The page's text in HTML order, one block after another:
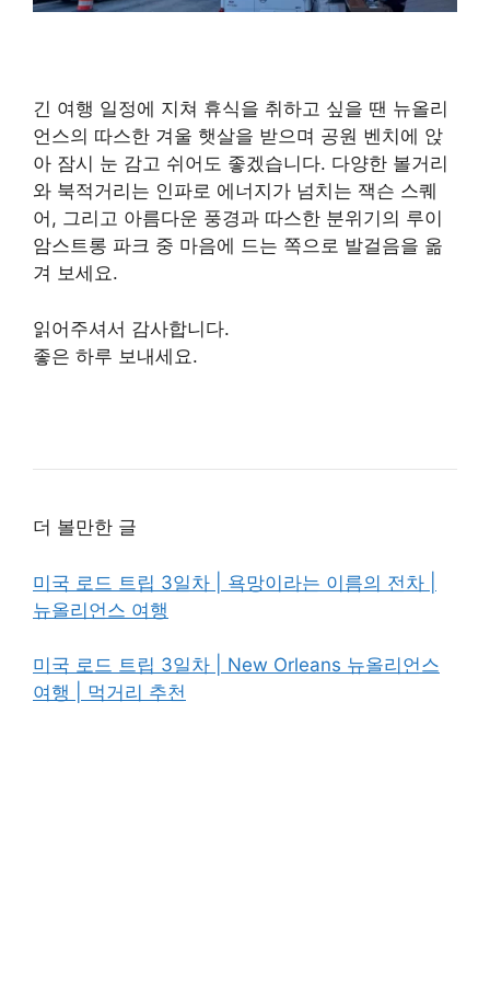
긴 여행 일정에 지쳐 휴식을 취하고 싶을 땐 뉴올리
언스의 따스한 겨울 햇살을 받으며 공원 벤치에 앉
아 잠시 눈 감고 쉬어도 좋겠습니다. 다양한 볼거리
와 북적거리는 인파로 에너지가 넘치는 잭슨 스퀘
어, 그리고 아름다운 풍경과 따스한 분위기의 루이
암스트롱 파크 중 마음에 드는 쪽으로 발걸음을 옮
겨 보세요.
읽어주셔서 감사합니다.
좋은 하루 보내세요.
더 볼만한 글
미국 로드 트립 3일차 | 욕망이라는 이름의 전차 |
뉴올리언스 여행
미국 로드 트립 3일차 | New Orleans 뉴올리언스
여행 | 먹거리 추천